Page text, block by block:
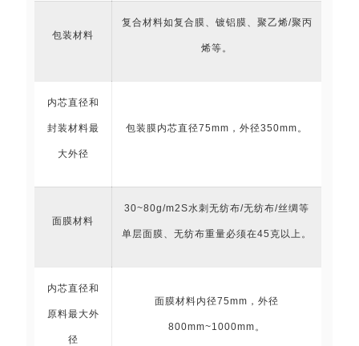
包装材料
复合材料如复合膜、镀铝膜、聚乙烯/聚丙
烯等。
内芯直径和
封装材料最
大外径
包装膜内芯直径75mm，外径350mm。
面膜材料
30~80g/m2S水刺无纺布/无纺布/丝绸等
单层面膜、无纺布重量必须在45克以上。
内芯直径和
原料最大外
径
面膜材料内径75mm，外径
800mm~1000mm。